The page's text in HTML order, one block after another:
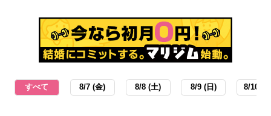
すべて 8/7 (金) 8/8 (土) 8/9 (日) 8/10 (